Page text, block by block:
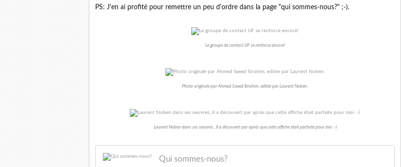
PS: J'en ai profité pour remettre un peu d'ordre dans la page "qui sommes-nous?" ;-).
Le groupe de contact UF se renforce encore!
Photo originale par Ahmed Saeed Ibrahim, editée par Laurent Noben.
Laurent Noben dans ses oeuvres...Il a découvert par après que cette affiche était parfaite pour moi :-)
Qui sommes-nous?